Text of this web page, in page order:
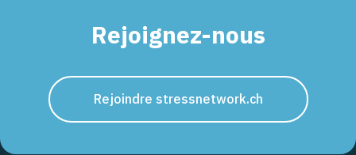
Rejoignez-nous
Rejoindre stressnetwork.ch